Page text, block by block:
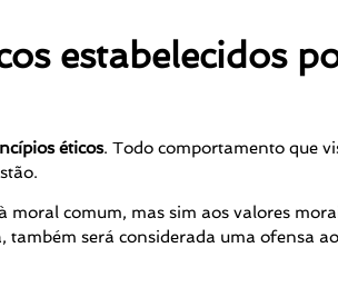
estabelecidos
éticos. Todo comportamento que
comum, mas sim aos valores
será considerada uma ofensa